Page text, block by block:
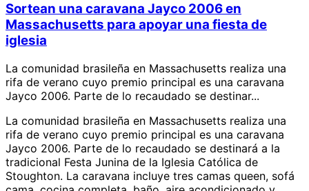
Sortean una caravana Jayco 2006 en
Massachusetts para apoyar una fiesta de
iglesia
La comunidad brasileña en Massachusetts realiza una
rifa de verano cuyo premio principal es una caravana
Jayco 2006. Parte de lo recaudado se destinar...
La comunidad brasileña en Massachusetts realiza una
rifa de verano cuyo premio principal es una caravana
Jayco 2006. Parte de lo recaudado se destinará a la
tradicional Festa Junina de la Iglesia Católica de
Stoughton. La caravana incluye tres camas queen, sofá